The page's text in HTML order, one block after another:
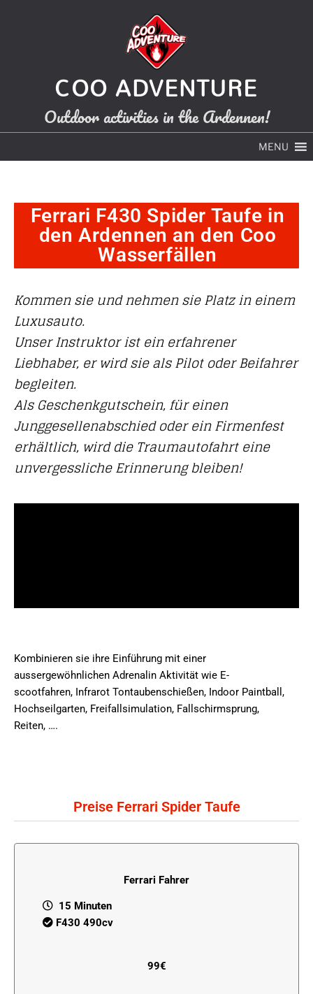
COO ADVENTURE
Outdoor activities in the Ardennen!
MENU
Ferrari F430 Spider Taufe in
den Ardennen an den Coo
Wasserfällen
Kommen sie und nehmen sie Platz in einem
Luxusauto.
Unser Instruktor ist ein erfahrener
Liebhaber, er wird sie als Pilot oder Beifahrer
begleiten.
Als Geschenkgutschein, für einen
Junggesellenabschied oder ein Firmenfest
erhältlich, wird die Traumautofahrt eine
unvergessliche Erinnerung bleiben!
Kombinieren sie ihre Einführung mit einer
aussergewöhnlichen Adrenalin Aktivität wie E-
scootfahren, Infrarot Tontaubenschießen, Indoor Paintball,
Hochseilgarten, Freifallsimulation, Fallschirmsprung,
Reiten, ….
Preise Ferrari Spider Taufe
Ferrari Fahrer
15 Minuten
F430 490cv
99€